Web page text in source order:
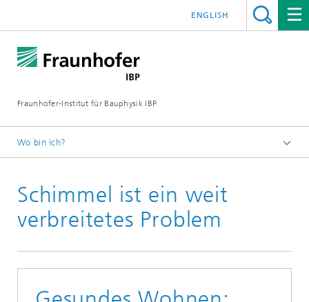
Fraunhofer-Institut für Bauphysik IBP
ENGLISH
Wo bin ich?
Schimmel ist ein weit
verbreitetes Problem